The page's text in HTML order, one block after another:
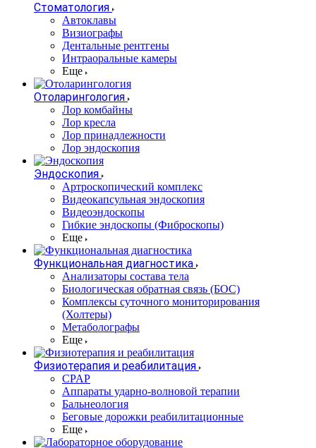
Стоматология
Автоклавы
Визиографы
Дентальные рентгены
Интраоральные камеры
Еще
Отоларингология
Лор комбайны
Лор кресла
Лор принадлежности
Лор эндоскопия
Эндоскопия
Артроскопический комплекс
Видеокапсульная эндоскопия
Видеоэндоскопы
Гибкие эндоскопы (Фиброcкопы)
Еще
Функциональная диагностика
Анализаторы состава тела
Биологическая обратная связь (БОС)
Комплексы суточного мониторирования
(Холтеры)
Метаболографы
Еще
Физиотерапия и реабилитация
CPAP
Аппараты ударно-волновой терапии
Бальнеология
Беговые дорожки реабилитационные
Еще